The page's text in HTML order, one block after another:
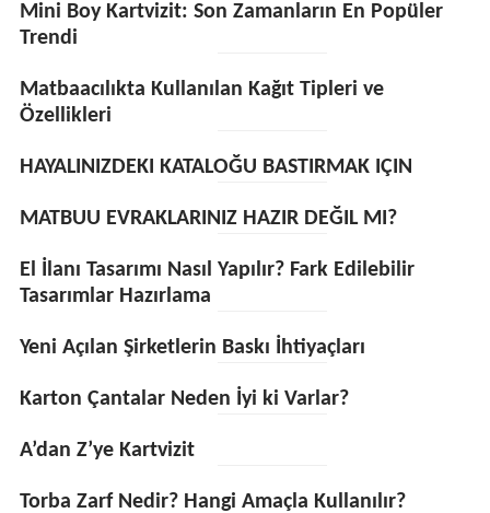
Mini Boy Kartvizit: Son Zamanların En Popüler
Trendi
Matbaacılıkta Kullanılan Kağıt Tipleri ve
Özellikleri
HAYALINIZDEKI KATALOĞU BASTIRMAK IÇIN
MATBUU EVRAKLARINIZ HAZIR DEĞIL MI?
El İlanı Tasarımı Nasıl Yapılır? Fark Edilebilir
Tasarımlar Hazırlama
Yeni Açılan Şirketlerin Baskı İhtiyaçları
Karton Çantalar Neden İyi ki Varlar?
A’dan Z’ye Kartvizit
Torba Zarf Nedir? Hangi Amaçla Kullanılır?